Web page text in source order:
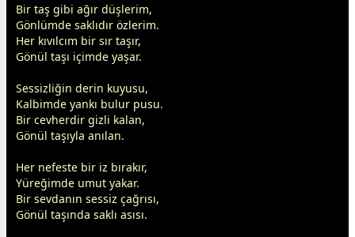
Bir taş gibi ağır düşlerim,
Gönlümde saklıdır özlerim.
Her kıvılcım bir sır taşır,
Gönül taşı içimde yaşar.
Sessizliğin derin kuyusu,
Kalbimde yankı bulur pusu.
Bir cevherdir gizli kalan,
Gönül taşıyla anılan.
Her nefeste bir iz bırakır,
Yüreğimde umut yakar.
Bir sevdanın sessiz çağrısı,
Gönül taşında saklı asısı.